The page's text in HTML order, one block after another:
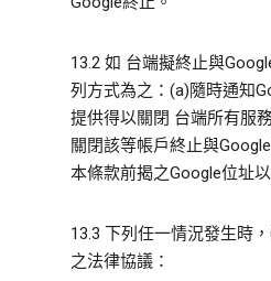
13.2 如 台端擬終止與
列方式為之：(a)隨時通知
提供得以關閉 台端所有服
關閉該等帳戶終止與
本條款前揭之Google位址
13.3 下列任一情況發生時
之法律協議：